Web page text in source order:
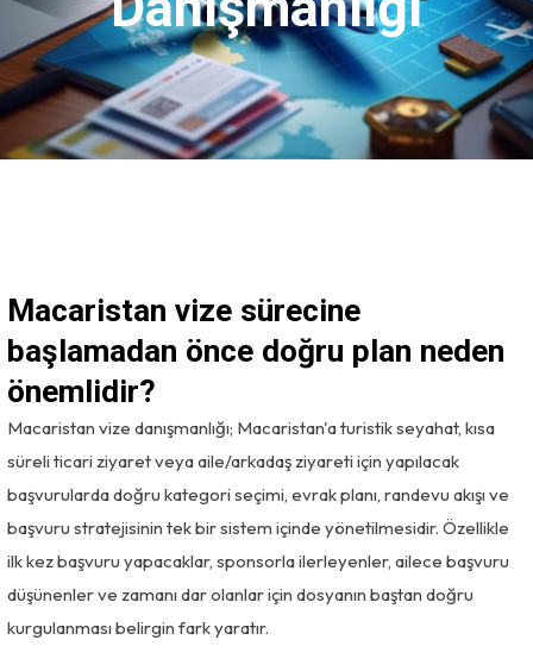
Macaristan vize sürecine
başlamadan önce doğru plan neden
önemlidir?
Macaristan vize danışmanlığı; Macaristan'a turistik seyahat, kısa
süreli ticari ziyaret veya aile/arkadaş ziyareti için yapılacak
başvurularda doğru kategori seçimi, evrak planı, randevu akışı ve
başvuru stratejisinin tek bir sistem içinde yönetilmesidir. Özellikle
ilk kez başvuru yapacaklar, sponsorla ilerleyenler, ailece başvuru
düşünenler ve zamanı dar olanlar için dosyanın baştan doğru
kurgulanması belirgin fark yaratır.